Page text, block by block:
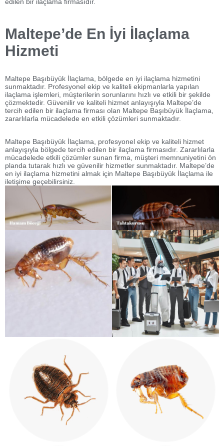
Maltepe’de En İyi İlaçlama
Hizmeti
Maltepe Başıbüyük İlaçlama, bölgede en iyi ilaçlama hizmetini
sunmaktadır. Profesyonel ekip ve kaliteli ekipmanlarla yapılan
ilaçlama işlemleri, müşterilerin sorunlarını hızlı ve etkili bir şekilde
çözmektedir. Güvenilir ve kaliteli hizmet anlayışıyla Maltepe’de
tercih edilen bir ilaçlama firması olan Maltepe Başıbüyük İlaçlama,
zararlılarla mücadelede en etkili çözümleri sunmaktadır.
Maltepe Başıbüyük İlaçlama, profesyonel ekip ve kaliteli hizmet
anlayışıyla bölgede tercih edilen bir ilaçlama firmasıdır. Zararlılarla
mücadelede etkili çözümler sunan firma, müşteri memnuniyetini ön
planda tutarak hızlı ve güvenilir hizmetler sunmaktadır. Maltepe’de
en iyi ilaçlama hizmetini almak için Maltepe Başıbüyük İlaçlama ile
iletişime geçebilirsiniz.